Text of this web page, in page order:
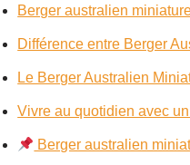
Berger australien
Différence entre Berger
Le Berger Australien
Vivre au quotidien avec
Berger australien